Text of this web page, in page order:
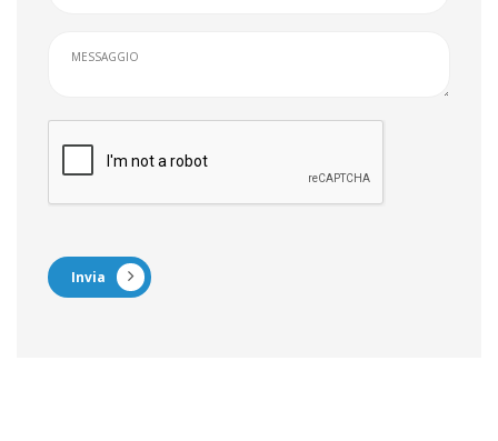
Invia